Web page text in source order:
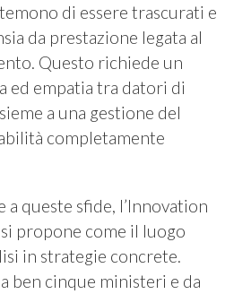
di essere trascurati e
da prestazione legata al
Questo richiede un
ed empatia tra datori di
a una gestione del
completamente
queste sfide, l’Innovation
propone come il luogo
in strategie concrete.
ben cinque ministeri e da